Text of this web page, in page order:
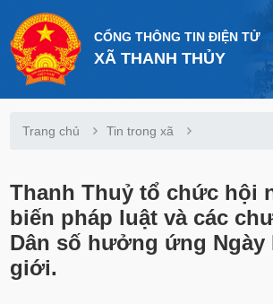
CỔNG THÔNG TIN ĐIỆN TỬ
XÃ THANH THỦY
Trang chủ Tin trong xã
Thanh Thuỷ tổ chức hội
biến pháp luật và các
Dân số hưởng ứng Ngày
giới.